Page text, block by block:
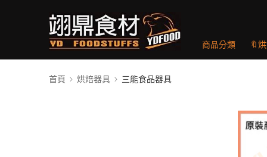
商品分類 🔖
首頁 烘焙器具 三能食品器具